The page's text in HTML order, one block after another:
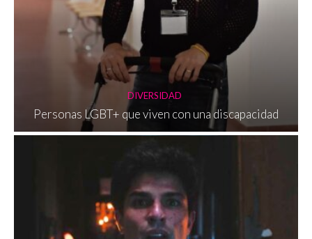
DIVERSIDAD
Personas LGBT+ que viven con una discapacidad